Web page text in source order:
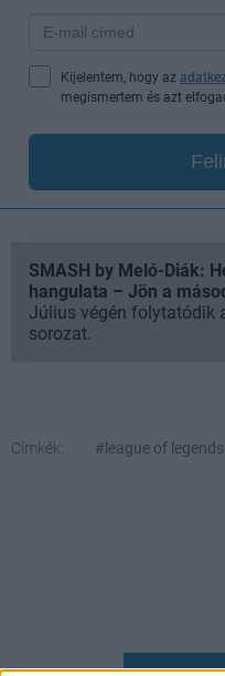
Kijelentem, hogy az
megismertem és azt
SMASH by Meló-Diák:
hangulata – Jön a
Július végén folytatódik
sorozat.
Címkék: #league of legends